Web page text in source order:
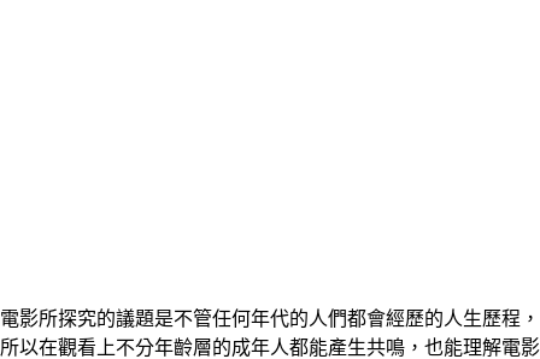
電影所探究的議題是不管任何年代的人們都會經歷的人生歷程，
所以在觀看上不分年齡層的成年人都能產生共鳴，也能理解電影